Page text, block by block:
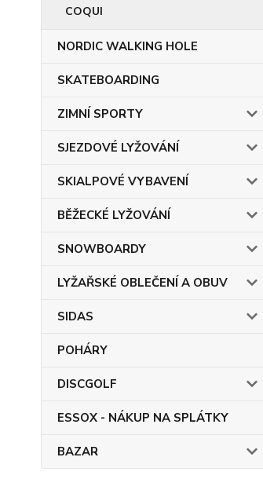
COQUI
NORDIC WALKING HOLE
SKATEBOARDING
ZIMNÍ SPORTY
SJEZDOVÉ LYŽOVÁNÍ
SKIALPOVÉ VYBAVENÍ
BĚŽECKÉ LYŽOVÁNÍ
SNOWBOARDY
LYŽAŘSKÉ OBLEČENÍ A OBUV
SIDAS
POHÁRY
DISCGOLF
ESSOX - NÁKUP NA SPLÁTKY
BAZAR